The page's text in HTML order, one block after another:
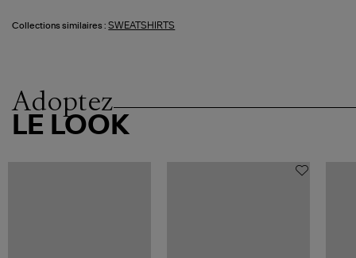
Collections similaires : SWEATSHIRTS
Adoptez
LE LOOK